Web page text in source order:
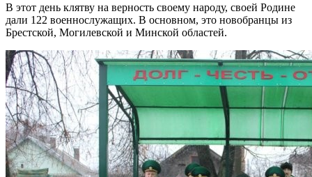
В этот день клятву на верность своему народу, своей Родине
дали 122 военнослужащих. В основном, это новобранцы из
Брестской, Могилевской и Минской областей.